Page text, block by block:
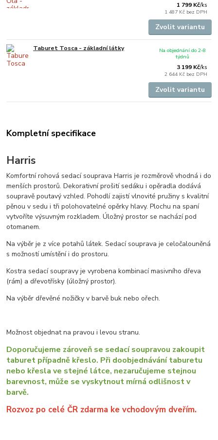
1 799 Kč/ks
1 487 Kč bez DPH
Zvolit variantu
Taburet Tosca - základní látky
3 199 Kč/ks
2 644 Kč bez DPH
Na objednání do 2-8
týdnů
Zvolit variantu
Kompletní specifikace
Harris
Komfortní rohová sedací souprava Harris je rozměrově vhodná i do
menších prostorů. Dekorativní prošití sedáku i opěradla dodává
soupravě poutavý vzhled. Pohodlí zajistí vlnovité pružiny s kvalitní
pěnou v sedu i tři polohovatelné opěrky hlavy. Plochu na spaní
vytvoříte výsuvným rozkladem. Úložný prostor se nachází pod
otomanem.
Na výběr je z více potahů látek. Sedací souprava je celočalouněná
s možností umístění i do prostoru.
Kostra sedací soupravy je vyrobena kombinací masivního dřeva
(rám) a dřevotřísky (úložný prostor).
Na výběr dřevěné nožičky v barvě buk nebo ořech.
Možnost objednat na pravou i levou stranu.
Doporučujeme zároveň se sedací soupravou zakoupit
taburet případně křeslo. Při doobjednávání taburetu
nebo křesla ve stejné látce, nezaručujeme stejnou
barevnost, může se vyskytnout mírná odlišnost v
barvě.
Rozvoz po celé ČR zdarma ke vchodovým dveřím.